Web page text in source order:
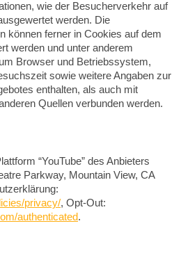
wie der Besucherverkehr auf
werden. Die
können ferner in Cookies auf dem
werden und unter anderem
Browser und Betriebssystem,
sowie weitere Angaben zur
enthalten, als auch mit
Quellen verbunden werden.
“YouTube” des Anbieters
Parkway, Mountain View, CA
privacy/, Opt-Out:
authenticated.